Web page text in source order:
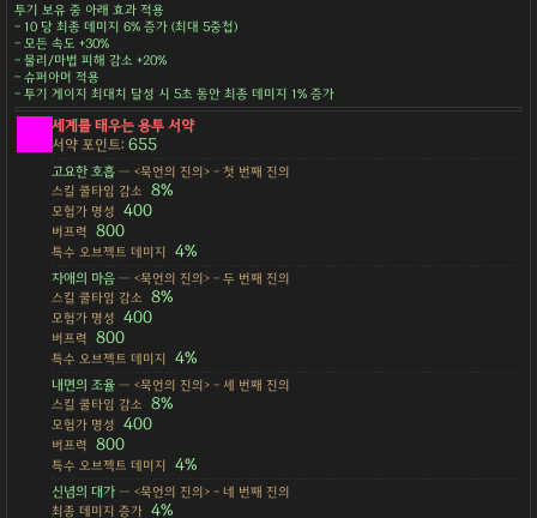
투기 보유 중 아래 효과 적용
- 10 당 최종 데미지 6% 증가 (최대 5중첩)
- 모든 속도 +30%
- 물리/마법 피해 감소 +20%
- 슈퍼아머 적용
- 투기 게이지 최대치 달성 시 5초 동안 최종 데미지 1% 증가
세계를 태우는 용투 서약
서약 포인트:655
고요한 호흡— <묵언의 진의> - 첫 번째 진의
스킬 쿨타임 감소
8%
모험가 명성 400
버프력 800
특수 오브젝트 데미지 4%
자애의 마음— <묵언의 진의> - 두 번째 진의
스킬 쿨타임 감소
8%
모험가 명성 400
버프력 800
특수 오브젝트 데미지 4%
내면의 조율— <묵언의 진의> - 세 번째 진의
스킬 쿨타임 감소
8%
모험가 명성 400
버프력 800
특수 오브젝트 데미지 4%
신념의 대가— <묵언의 진의> - 네 번째 진의
최종 데미지 증가 4%